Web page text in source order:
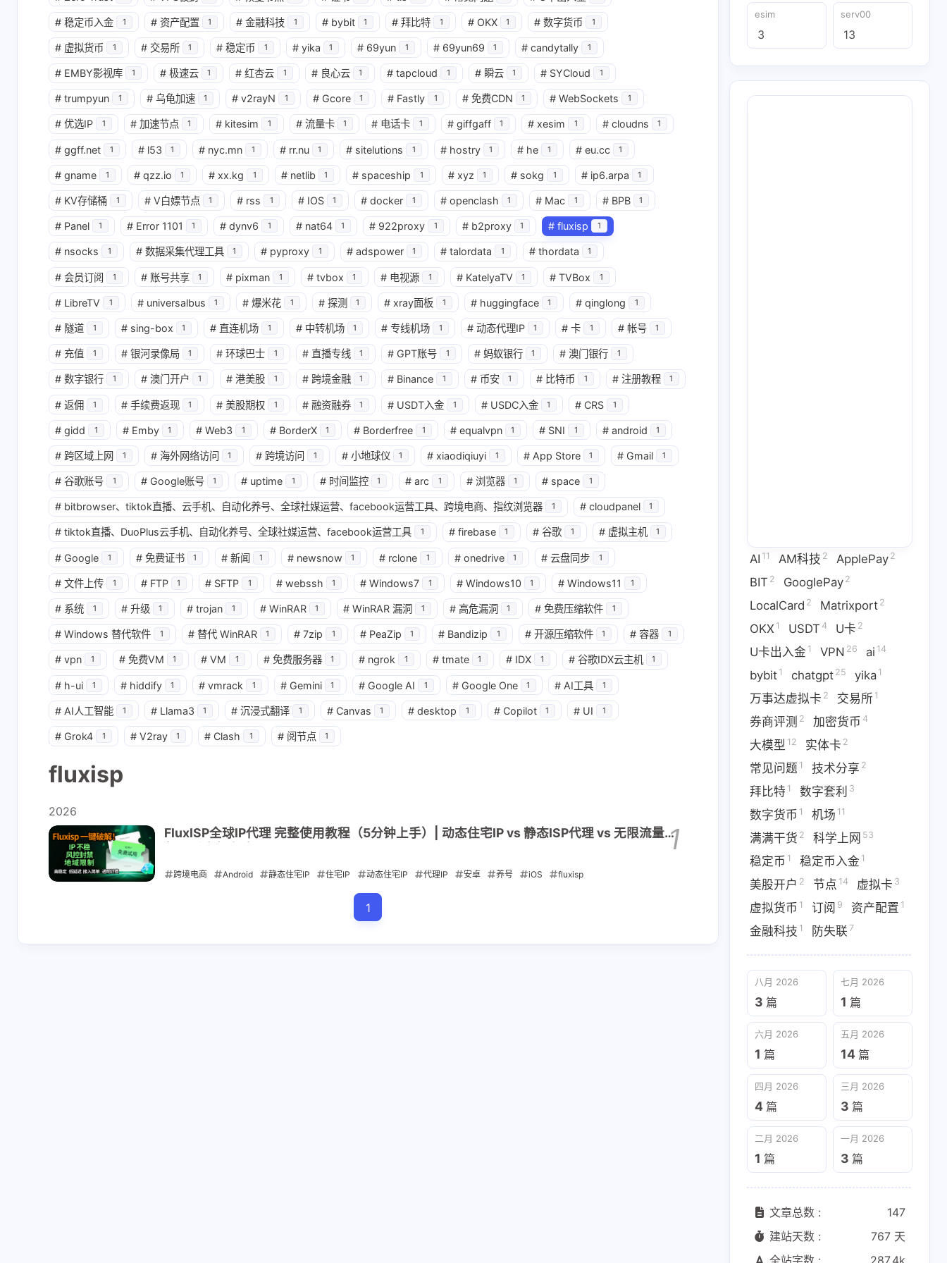
互动
最新评论
无法获取评论，请确认相关配置是否正确
兴趣点
寻找你感兴趣的领域
AI 11 AM科技2 ApplePay2 BIT
Matrixport2 OKX1 USDT4 U卡2 U卡出入金
bybit1 chatgpt25 yika1 万事达虚拟卡
加密货币4 大模型12 实体卡 2 常见问题1
数字套利3 数字货币 1 机场 11 满满干货 2 科学上网
稳定币入金1 美股开户 2 节点14 虚拟卡
资产配置1 金融科技1 防失联7
八月 2026
3
七月 2026
1 篇 1篇
五月 2026
14篇
四月 2026
4篇
三月 2026
3篇
二月 2026 一月 2026
3篇
# 稳定币入金 1 # 资产配置 1 # 金融科技 1 # bybit 1 # 拜比特 1 # OKX 1 # 数字货币 1
# 虚拟货币 1 # 交易所 1 # 稳定币 1 # yika 1 # 69yun 1 # 69yun69 1 # candytally 1
# EMBY影视库 1 # 极速云 1 # 红杏云 1 # 良心云 1 # tapcloud 1 # 瞬云 1 # SYCloud 1
# trumpyun 1 # 乌龟加速 1 # v2rayN 1 # Gcore 1 # Fastly 1 # 免费CDN 1 # WebSockets 1
# 优选IP 1 # 加速节点 1 # kitesim 1 # 流量卡 1 # 电话卡 1 # giffgaff 1 # xesim 1 # cloudns 1
# ggff.net 1 # l53 1 # nyc.mn 1 # rr.nu 1 # sitelutions 1 # hostry 1 # he 1 # eu.cc 1
# gname 1 # qzz.io 1 # xx.kg 1 # netlib 1 # spaceship 1 # xyz 1 # sokg 1 # ip6.arpa 1
# KV存储桶 1 # V白嫖节点 1 # rss 1 # IOS 1 # docker 1 # openclash 1 # Mac 1 # BPB 1
# Panel 1 # Error 1101 1 # dynv6 1 # nat64 1 # 922proxy 1 # b2proxy 1 # fluxisp 1
# nsocks 1 # 数据采集代理工具 1 # pyproxy 1 # adspower 1 # talordata 1 # thordata 1
# 会员订阅 1 # 账号共享 1 # pixman 1 # tvbox 1 # 电视源 1 # KatelyaTV 1 # TVBox 1
# LibreTV 1 # universalbus 1 # 爆米花 1 # 探测 1 # xray面板 1 # huggingface 1 # qinglong 1
# 隧道 1 # sing-box 1 # 直连机场 1 # 中转机场 1 # 专线机场 1 # 动态代理IP 1 # 卡 1 # 帐号 1
# 充值 1 # 银河录像局 1 # 环球巴士 1 # 直播专线 1 # GPT账号 1 # 蚂蚁银行 1 # 澳门银行 1
# 数字银行 1 # 澳门开户 1 # 港美股 1 # 跨境金融 1 # Binance 1 # 币安 1 # 比特币 1 # 注册教程 1
# 返佣 1 # 手续费返现 1 # 美股期权 1 # 融资融券 1 # USDT入金 1 # USDC入金 1 # CRS 1
# gidd 1 # Emby 1 # Web3 1 # BorderX 1 # Borderfree 1 # equalvpn 1 # SNI 1 # android 1
# 跨区域上网 1 # 海外网络访问 1 # 跨境访问 1 # 小地球仪 1 # xiaodiqiuyi 1 # App Store 1 # Gmail 1
# 谷歌账号 1 # Google账号 1 # uptime 1 # 时间监控 1 # arc 1 # 浏览器 1 # space 1
# bitbrowser、tiktok直播、云手机、自动化养号、全球社媒运营、facebook运营工具、跨境电商、指纹浏览器 1 # cloudpanel 1
# tiktok直播、DuoPlus云手机、自动化养号、全球社媒运营、facebook运营工具 1 # firebase 1 # 谷歌 1 # 虚拟主机 1
# Google 1 # 免费证书 1 # 新闻 1 # newsnow 1 # rclone 1 # onedrive 1 # 云盘同步 1
# 文件上传 1 # FTP 1 # SFTP 1 # webssh 1 # Windows7 1 # Windows10 1 # Windows11 1
# 系统 1 # 升级 1 # trojan 1 # WinRAR 1 # WinRAR 漏洞 1 # 高危漏洞 1 # 免费压缩软件 1
# Windows 替代软件 1 # 替代 WinRAR 1 # 7zip 1 # PeaZip 1 # Bandizip 1 # 开源压缩软件 1 # 容器 1
# vpn 1 # 免费VM 1 # VM 1 # 免费服务器 1 # ngrok 1 # tmate 1 # IDX 1 # 谷歌IDX云主机 1
# h-ui 1 # hiddify 1 # vmrack 1 # Gemini 1 # Google AI 1 # Google One 1 # AI工具 1
# AI人工智能 1 # Llama3 1 # 沉浸式翻译 1 # Canvas 1 # desktop 1 # Copilot 1 # UI 1
# Grok4 1 # V2ray 1 # Clash 1 # 阅节点 1
fluxisp
2026
FluxISP全球IP代理 完整使用教程（5分钟上手）| 动态住宅IP vs 静态ISP代理 vs 无限流量套
1
跨境电商 Android 静态住宅IP 住宅IP 动态住宅IP 代理IP 安卓 养号 iOS fluxisp
1
esim
3
serv00
13
AI 11 AM科技 2 ApplePay 2
BIT 2 GooglePay 2
LocalCard 2 Matrixport 2
OKX 1 USDT 4 U卡 2
U卡出入金 1 VPN 26 ai 14
bybit 1 chatgpt 25 yika 1
万事达虚拟卡 2 交易所 1
券商评测 2 加密货币 4
大模型 12 实体卡 2
常见问题 1 技术分享 2
拜比特 1 数字套利 3
数字货币 1 机场 11
满满干货 2 科学上网 53
稳定币 1 稳定币入金 1
美股开户 2 节点 14 虚拟卡 3
虚拟货币 1 订阅 9 资产配置 1
金融科技 1 防失联 7
八月 2026
3 篇
七月 2026
1 篇
六月 2026
1 篇
五月 2026
14 篇
四月 2026
4 篇
三月 2026
3 篇
二月 2026
1 篇
一月 2026
3 篇
文章总数 :
147
建站天数 :
767 天
全站字数 :
287.4k